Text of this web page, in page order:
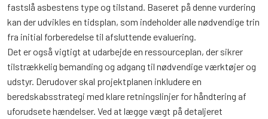
fastslå asbestens type og tilstand. Baseret på denne vurdering
kan der udvikles en tidsplan, som indeholder alle nødvendige trin
fra initial forberedelse til afsluttende evaluering.
Det er også vigtigt at udarbejde en ressourceplan, der sikrer
tilstrækkelig bemanding og adgang til nødvendige værktøjer og
udstyr. Derudover skal projektplanen inkludere en
beredskabsstrategi med klare retningslinjer for håndtering af
uforudsete hændelser. Ved at lægge vægt på detaljeret